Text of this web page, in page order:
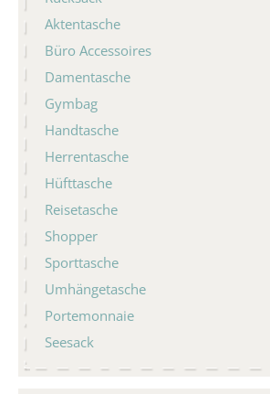
Aktentasche
Büro Accessoires
Damentasche
Gymbag
Handtasche
Herrentasche
Hüfttasche
Reisetasche
Shopper
Sporttasche
Umhängetasche
Portemonnaie
Seesack